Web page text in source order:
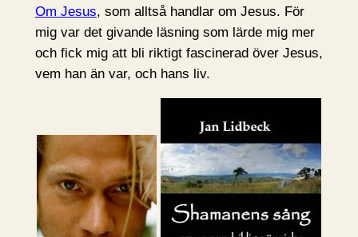
Om Jesus, som alltså handlar om Jesus. För
mig var det givande läsning som lärde mig mer
och fick mig att bli riktigt fascinerad över Jesus,
vem han än var, och hans liv.